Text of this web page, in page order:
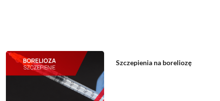
Szczepienia na boreliozę